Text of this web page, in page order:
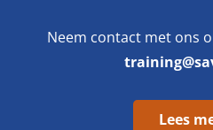
Neem contact met ons
Lees